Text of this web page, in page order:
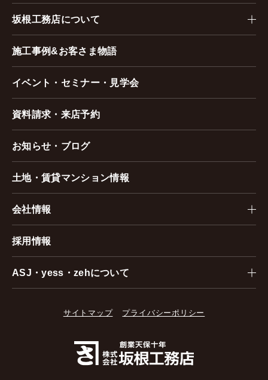
坂根工務店について
施工事例&お客さま物語
イベント・セミナー・見学会
資料請求・来店予約
お知らせ・ブログ
土地・賃貸マンション情報
会社情報
採用情報
ASJ・yess・zehについて
サイトマップ プライバシーポリシー